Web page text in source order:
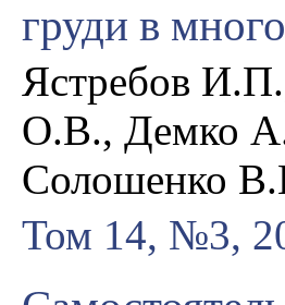
груди в
Ястребов
О.В., Демко
Солошенко
Том 14, №3,